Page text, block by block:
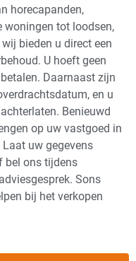
horecapanden,
woningen tot loodsen,
bieden u direct een
U hoeft geen
Daarnaast zijn
en u
Benieuwd
op uw vastgoed in
uw gegevens
bel ons tijdens
Sons
bij het verkopen